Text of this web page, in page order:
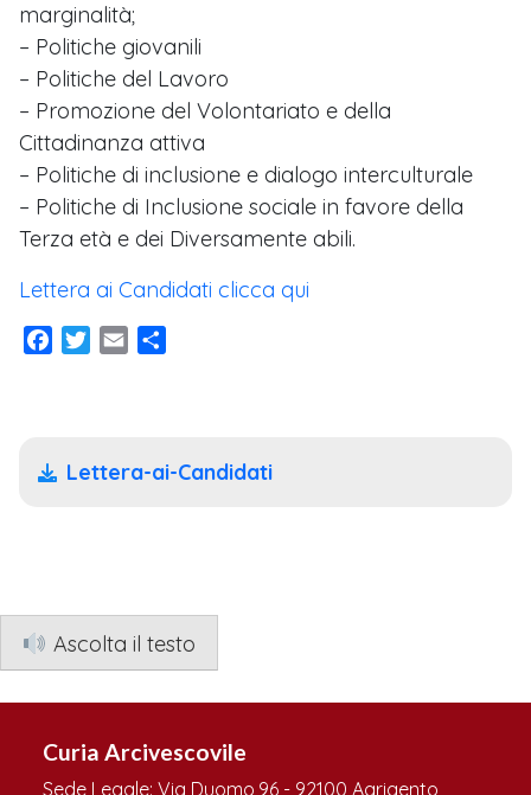
marginalità;
– Politiche giovanili
– Politiche del Lavoro
– Promozione del Volontariato e della
Cittadinanza attiva
– Politiche di inclusione e dialogo interculturale
– Politiche di Inclusione sociale in favore della
Terza età e dei Diversamente abili.
Lettera ai Candidati clicca qui
Facebook
TwitterEmail
Lettera-ai-Candidati
Ascolta il testo
Curia Arcivescovile
Sede Legale: Via Duomo,96 - 92100 Agrigento